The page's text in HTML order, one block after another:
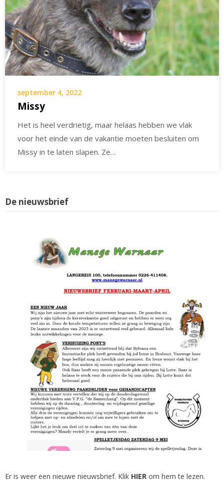
september 4, 2022
Missy
Het is heel verdrietig, maar helaas hebben we vlak
voor het einde van de vakantie moeten besluiten om
Missy in te laten slapen. Ze…
De nieuwsbrief
Er is weer een nieuwe nieuwsbrief. Klik HIER om hem te lezen.